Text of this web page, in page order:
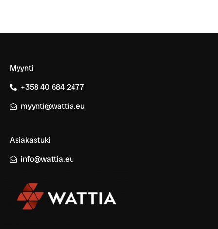
Myynti
+358 40 684 2477
myynti@wattia.eu
Asiakastuki
info@wattia.eu